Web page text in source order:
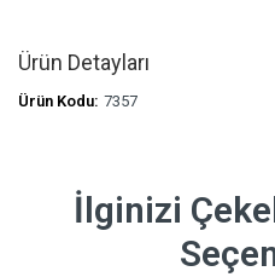
Ürün Detayları
Ürün Kodu: 7357
İlginizi